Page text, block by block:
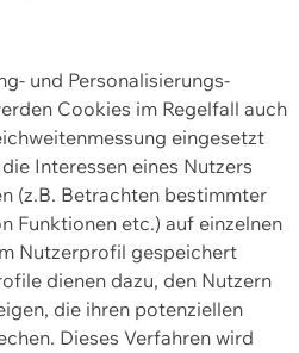
und Personalisierungs-
Cookies im Regelfall auch
eingesetzt
Interessen eines Nutzers
(z.B. Betrachten bestimmter
Funktionen etc.) auf einzelnen
Nutzerprofil gespeichert
dienen dazu, den Nutzern
die ihren potenziellen
Dieses Verfahren wird